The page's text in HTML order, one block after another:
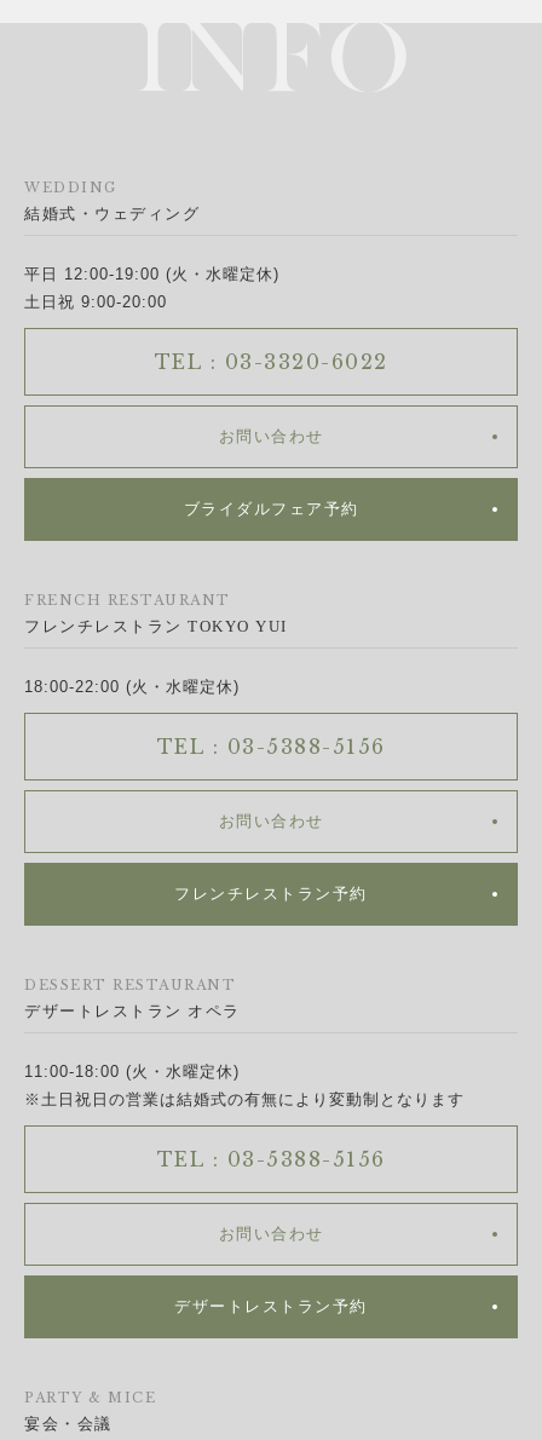
WEDDING
結婚式・ウェディング
平日 12:00-19:00 (火・水曜定休)
土日祝 9:00-20:00
TEL : 03-3320-6022
お問い合わせ
ブライダルフェア予約
FRENCH RESTAURANT
フレンチレストラン TOKYO YUI
18:00-22:00 (火・水曜定休)
TEL : 03-5388-5156
お問い合わせ
フレンチレストラン予約
DESSERT RESTAURANT
デザートレストラン オペラ
11:00-18:00 (火・水曜定休)
※土日祝日の営業は結婚式の有無により変動制となります
TEL : 03-5388-5156
お問い合わせ
デザートレストラン予約
PARTY & MICE
宴会・会議